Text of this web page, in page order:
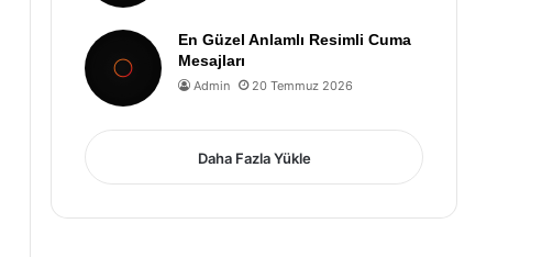
En Güzel Anlamlı Resimli Cuma
Mesajları
Admin 20 Temmuz 2026
Daha Fazla Yükle